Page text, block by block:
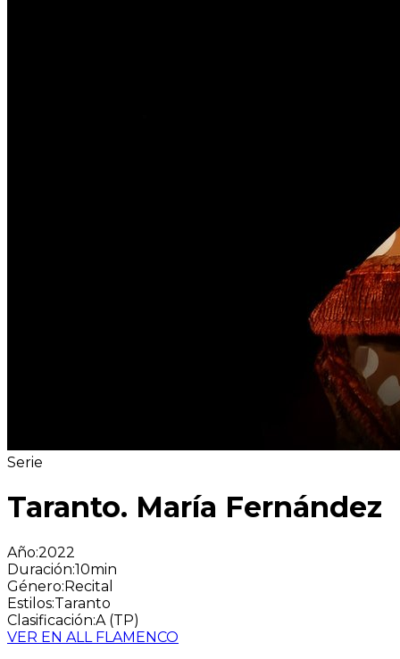
Serie
Taranto. María Fernández
Año:2022
Duración:10min
Género:Recital
Estilos:Taranto
Clasificación:A (TP)
VER EN ALL FLAMENCO